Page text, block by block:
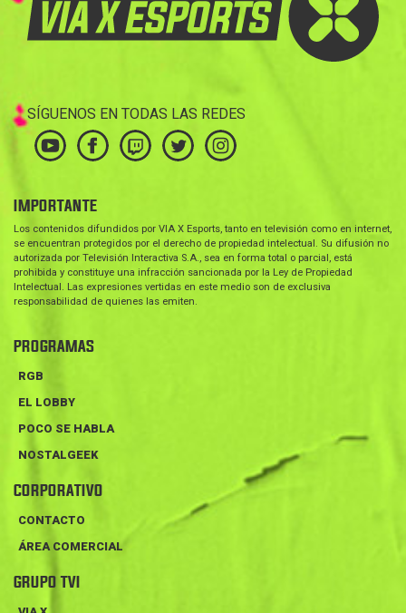
SÍGUENOS EN TODAS LAS REDES
IMPORTANTE
Los contenidos difundidos por VIA X Esports, tanto en televisión como en internet,
se encuentran protegidos por el derecho de propiedad intelectual. Su difusión no
autorizada por Televisión Interactiva S.A., sea en forma total o parcial, está
prohibida y constituye una infracción sancionada por la Ley de Propiedad
Intelectual. Las expresiones vertidas en este medio son de exclusiva
responsabilidad de quienes las emiten.
PROGRAMAS
RGB
EL LOBBY
POCO SE HABLA
NOSTALGEEK
CORPORATIVO
CONTACTO
ÁREA COMERCIAL
GRUPO TVI